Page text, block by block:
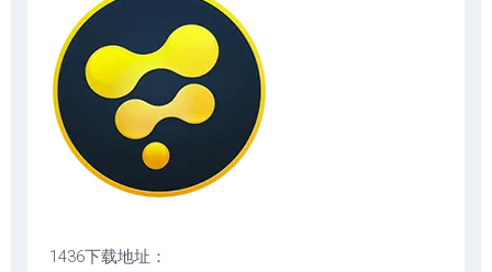
1436下载地址：